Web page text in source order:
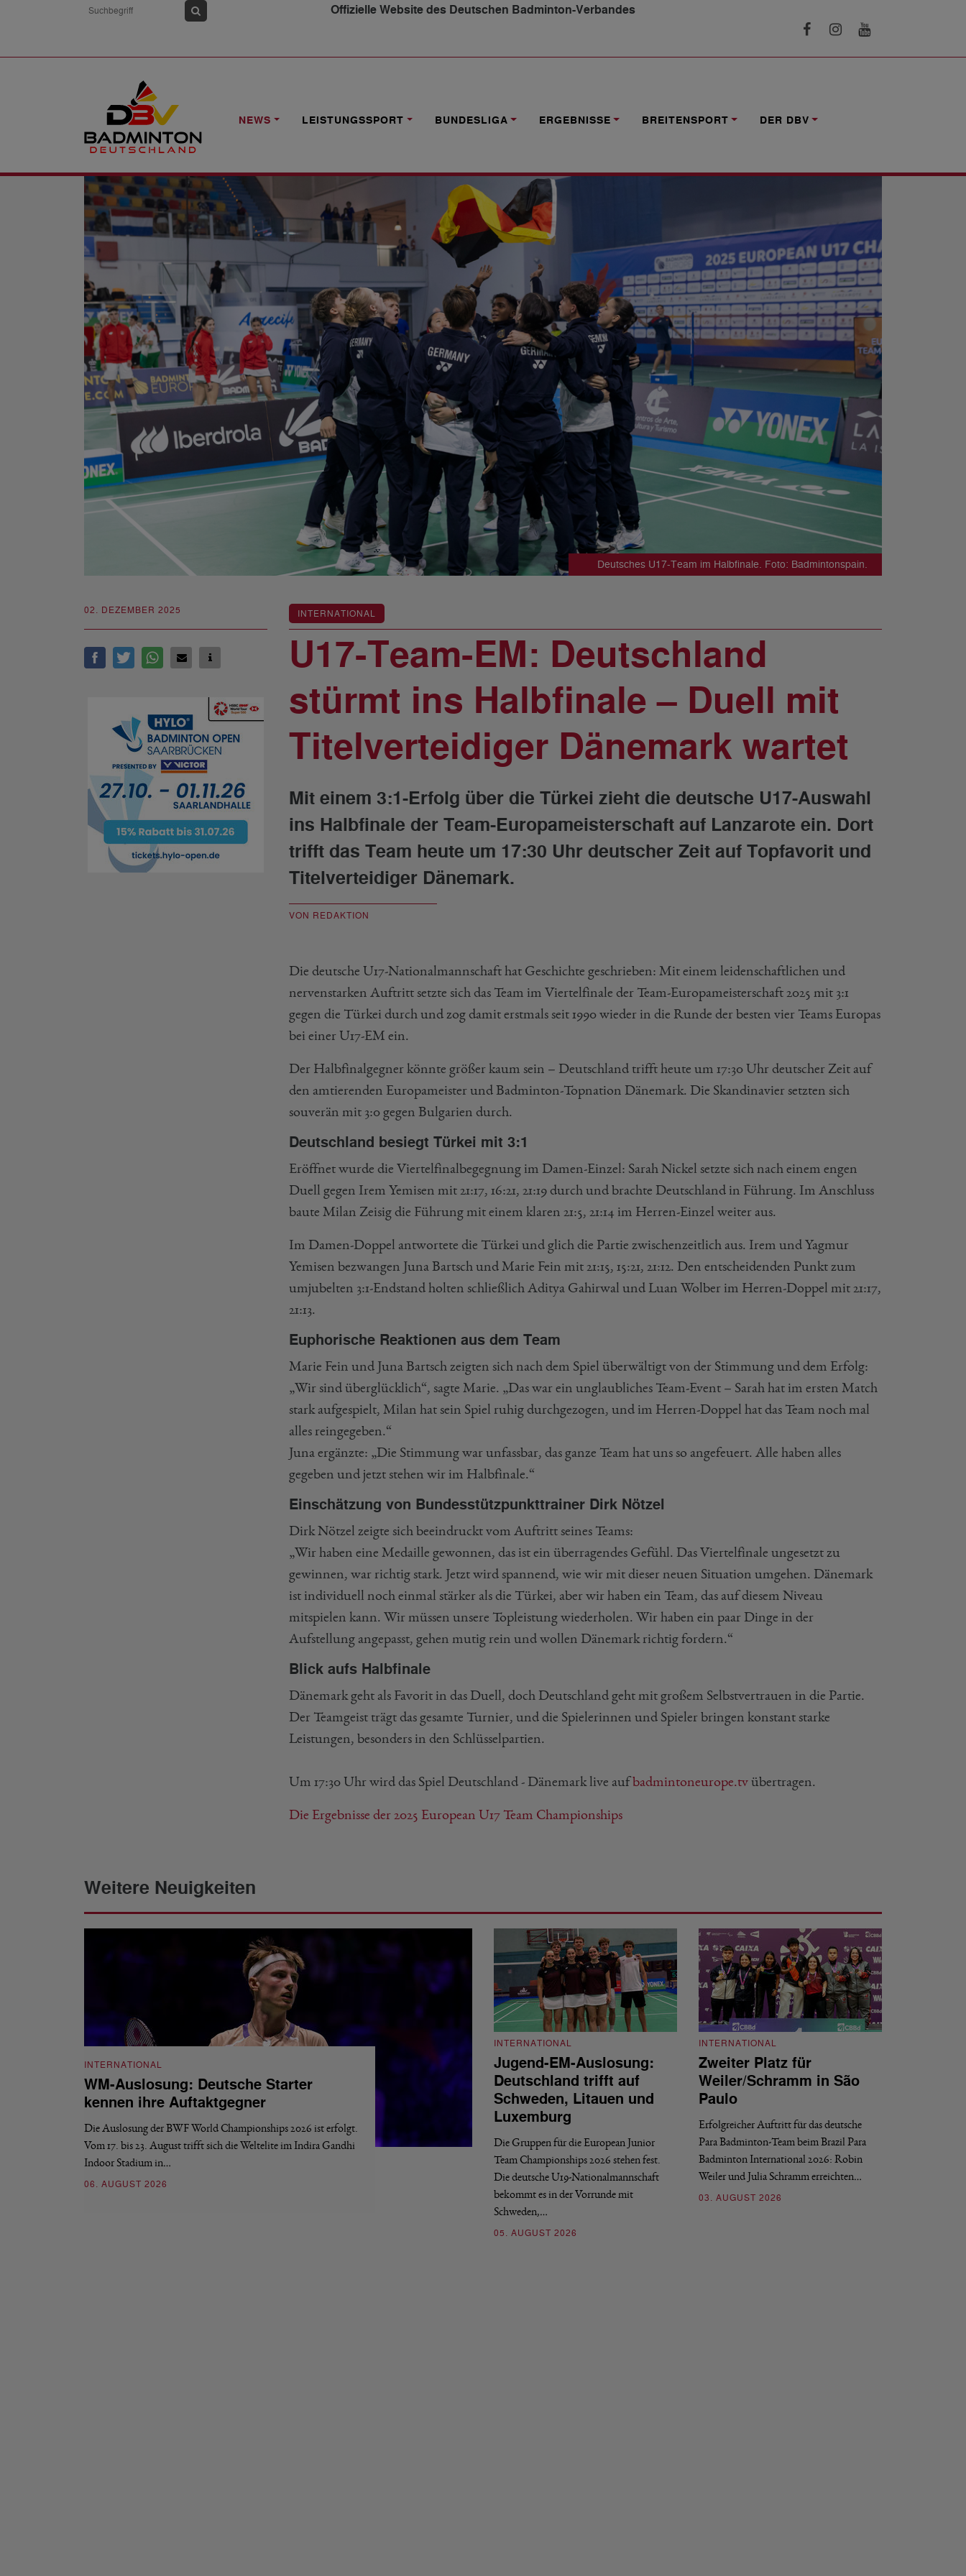
Offizielle Website des Deutschen Badminton-Verbandes
NEWS LEISTUNGSSPORT BUNDESLIGA ERGEBNISSE BREITENSPORT DER DBV
NEWS
Deutsches U17-Team im Halbfinale. Foto: Badmintonspain.
02. DEZEMBER 2025 INTERNATIONAL
U17-Team-EM: Deutschland
stürmt ins Halbfinale – Duell mit
Titelverteidiger Dänemark wartet
Mit einem 3:1-Erfolg über die Türkei zieht die deutsche U17-Auswahl
ins Halbfinale der Team-Europameisterschaft auf Lanzarote ein. Dort
trifft das Team heute um 17:30 Uhr deutscher Zeit auf Topfavorit und
Titelverteidiger Dänemark.
VON REDAKTION
Die deutsche U17-Nationalmannschaft hat Geschichte geschrieben: Mit einem leidenschaftlichen und
nervenstarken Auftritt setzte sich das Team im Viertelfinale der Team-Europameisterschaft 2025 mit 3:1
gegen die Türkei durch und zog damit erstmals seit 1990 wieder in die Runde der besten vier Teams Europas
bei einer U17-EM ein.
Der Halbfinalgegner könnte größer kaum sein – Deutschland trifft heute um 17:30 Uhr deutscher Zeit auf
den amtierenden Europameister und Badminton-Topnation Dänemark. Die Skandinavier setzten sich
souverän mit 3:0 gegen Bulgarien durch.
Deutschland besiegt Türkei mit 3:1
Eröffnet wurde die Viertelfinalbegegnung im Damen-Einzel: Sarah Nickel setzte sich nach einem engen
Duell gegen Irem Yemisen mit 21:17, 16:21, 21:19 durch und brachte Deutschland in Führung. Im Anschluss
baute Milan Zeisig die Führung mit einem klaren 21:5, 21:14 im Herren-Einzel weiter aus.
Im Damen-Doppel antwortete die Türkei und glich die Partie zwischenzeitlich aus. Irem und Yagmur
Yemisen bezwangen Juna Bartsch und Marie Fein mit 21:15, 15:21, 21:12. Den entscheidenden Punkt zum
umjubelten 3:1-Endstand holten schließlich Aditya Gahirwal und Luan Wolber im Herren-Doppel mit 21:17,
21:13.
Euphorische Reaktionen aus dem Team
Marie Fein und Juna Bartsch zeigten sich nach dem Spiel überwältigt von der Stimmung und dem Erfolg:
„Wir sind überglücklich“, sagte Marie. „Das war ein unglaubliches Team-Event – Sarah hat im ersten Match
stark aufgespielt, Milan hat sein Spiel ruhig durchgezogen, und im Herren-Doppel hat das Team noch mal
alles reingegeben.“
Juna ergänzte: „Die Stimmung war unfassbar, das ganze Team hat uns so angefeuert. Alle haben alles
gegeben und jetzt stehen wir im Halbfinale.“
Einschätzung von Bundesstützpunkttrainer Dirk Nötzel
Dirk Nötzel zeigte sich beeindruckt vom Auftritt seines Teams:
„Wir haben eine Medaille gewonnen, das ist ein überragendes Gefühl. Das Viertelfinale ungesetzt zu
gewinnen, war richtig stark. Jetzt wird spannend, wie wir mit dieser neuen Situation umgehen. Dänemark
ist individuell noch einmal stärker als die Türkei, aber wir haben ein Team, das auf diesem Niveau
mitspielen kann. Wir müssen unsere Topleistung wiederholen. Wir haben ein paar Dinge in der
Aufstellung angepasst, gehen mutig rein und wollen Dänemark richtig fordern.“
Blick aufs Halbfinale
Dänemark geht als Favorit in das Duell, doch Deutschland geht mit großem Selbstvertrauen in die Partie.
Der Teamgeist trägt das gesamte Turnier, und die Spielerinnen und Spieler bringen konstant starke
Leistungen, besonders in den Schlüsselpartien.
Um 17:30 Uhr wird das Spiel Deutschland - Dänemark live aufbadmintoneurope.tv übertragen.
Die Ergebnisse der 2025 European U17 Team Championships
Weitere Neuigkeiten
INTERNATIONAL
WM-Auslosung: Deutsche Starter
kennen ihre Auftaktgegner
Die Auslosung der BWF World Championships 2026 ist erfolgt.
Vom 17. bis 23. August trifft sich die Weltelite im Indira Gandhi
Indoor Stadium in…
06. AUGUST 2026
INTERNATIONAL
Jugend-EM-Auslosung:
Deutschland trifft auf
Schweden, Litauen und
Luxemburg
Die Gruppen für die European Junior
Team Championships 2026 stehen fest.
Die deutsche U19-Nationalmannschaft
bekommt es in der Vorrunde mit
Schweden,…
05. AUGUST 2026
INTERNATIONAL
Zweiter Platz für
Weiler/Schramm in São
Paulo
Erfolgreicher Auftritt für das deutsche
Para Badminton-Team beim Brazil Para
Badminton International 2026: Robin
Weiler und Julia Schramm erreichten…
03. AUGUST 2026